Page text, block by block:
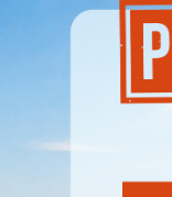
du
mail